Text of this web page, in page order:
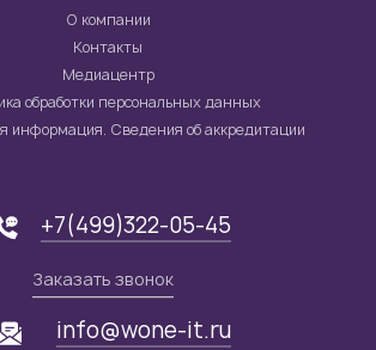
О компании
Контакты
Медиацентр
обработки персональных данных
информация. Сведения об аккредитации
+7(499)322-05-45
Заказать звонок
info@wone-it.ru